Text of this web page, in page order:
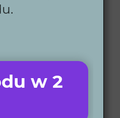
projektowy
również ankietę
rozmieszczenie
jak i nocnym, co
w 2